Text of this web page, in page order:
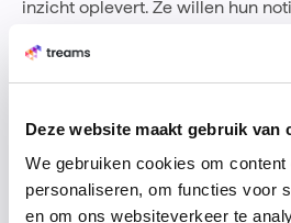
Deze website maakt gebruik van
We gebruiken cookies om
personaliseren, om functies voor
en om ons websiteverkeer te
inzicht oplevert. Ze willen hun
HR krijgt wat ze nodig hebben:
Adoptie van de tool zonder strijd
Overzicht wie coachen en
Performance management wordt
moeten zijn:
de motor van groei in plaats van